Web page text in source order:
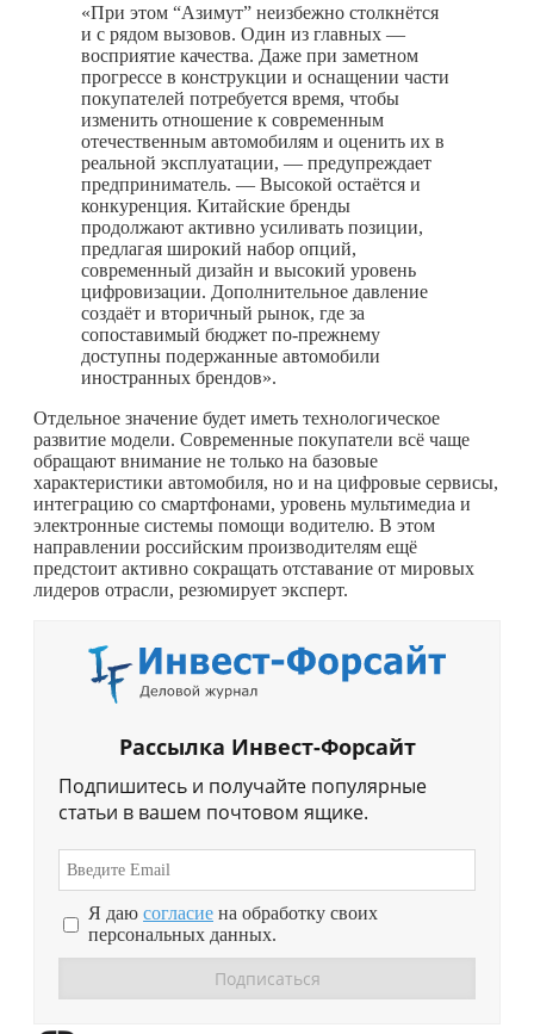
«При этом “Азимут” неизбежно столкнётся
и с рядом вызовов. Один из главных —
восприятие качества. Даже при заметном
прогрессе в конструкции и оснащении части
покупателей потребуется время, чтобы
изменить отношение к современным
отечественным автомобилям и оценить их в
реальной эксплуатации, — предупреждает
предприниматель. — Высокой остаётся и
конкуренция. Китайские бренды
продолжают активно усиливать позиции,
предлагая широкий набор опций,
современный дизайн и высокий уровень
цифровизации. Дополнительное давление
создаёт и вторичный рынок, где за
сопоставимый бюджет по-прежнему
доступны подержанные автомобили
иностранных брендов».
Отдельное значение будет иметь технологическое
развитие модели. Современные покупатели всё чаще
обращают внимание не только на базовые
характеристики автомобиля, но и на цифровые сервисы,
интеграцию со смартфонами, уровень мультимедиа и
электронные системы помощи водителю. В этом
направлении российским производителям ещё
предстоит активно сокращать отставание от мировых
лидеров отрасли, резюмирует эксперт.
Рассылка Инвест-Форсайт
Подпишитесь и получайте популярные
статьи в вашем почтовом ящике.
Я даю согласие на обработку своих
персональных данных.